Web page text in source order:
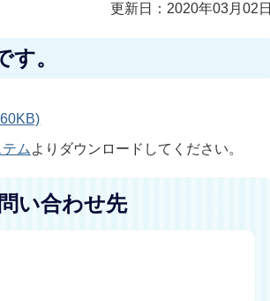
更新日：2020年03月02日
。
ム よりダウンロードしてください。
い合わせ先